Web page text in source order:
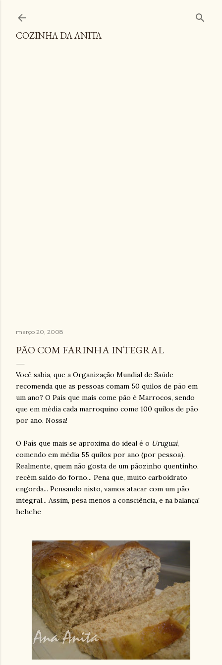
COZINHA DA ANITA
março 20, 2008
PÃO COM FARINHA INTEGRAL
Você sabia, que a Organização Mundial de Saúde
recomenda que as pessoas comam 50 quilos de pão em
um ano? O País que mais come pão é Marrocos, sendo
que em média cada marroquino come 100 quilos de pão
por ano. Nossa!
O País que mais se aproxima do ideal é o Uruguai,
comendo em média 55 quilos por ano (por pessoa).
Realmente, quem não gosta de um pãozinho quentinho,
recém saído do forno... Pena que, muito carboidrato
engorda... Pensando nisto, vamos atacar com um pão
integral... Assim, pesa menos a consciência, e na balança!
hehehe